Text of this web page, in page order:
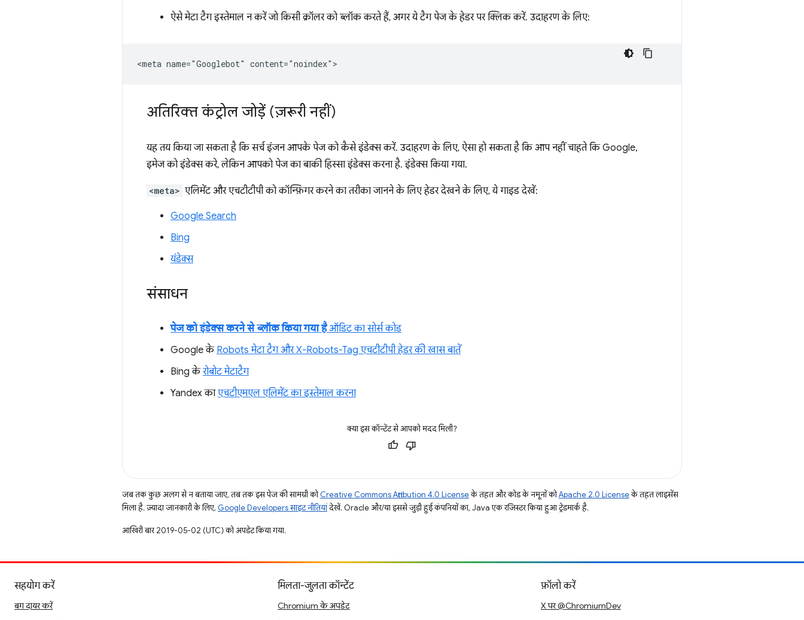
ऐसे मेटा टैग इस्तेमाल न करें जो किसी क्रॉलर को ब्लॉक करते हैं, अगर ये टैग पेज के हेडर पर क्लिक करें. उदाहरण के लिए:
अतिरिक्त कंट्रोल जोड़ें (ज़रूरी नहीं)
यह तय किया जा सकता है कि सर्च इंजन आपके पेज को कैसे इंडेक्स करें. उदाहरण के लिए, ऐसा हो सकता है कि आप नहीं चाहते कि Google,
इमेज को इंडेक्स करे, लेकिन आपको पेज का बाकी हिस्सा इंडेक्स करना है. इंडेक्स किया गया.
<meta> एलिमेंट और एचटीटीपी को कॉन्फ़िगर करने का तरीका जानने के लिए हेडर देखने के लिए, ये गाइड देखें:
Google Search
Bing
यंडेक्स
संसाधन
पेज को इंडेक्स करने से ब्लॉक किया गया हैऑडिट का सोर्स कोड
Google के Robots मेटा टैग और X-Robots-Tag एचटीटीपी हेडर की खास बातें
Bing केरोबोट मेटाटैग
Yandex काएचटीएमएल एलिमेंट का इस्तेमाल करना
क्या इस कॉन्टेंट से आपको मदद मिली?
जब तक कुछ अलग से न बताया जाए, तब तक इस पेज की सामग्री कोCreative Commons Attribution 4.0 Licenseके तहत और कोड के नमूनों कोApache 2.0 Licenseके तहत लाइसेंस
मिला है. ज़्यादा जानकारी के लिए, Google Developers साइट नीतियांदेखें. Oracle और/या इससे जुड़ी हुई कंपनियों का, Java एक रजिस्टर किया हुआ ट्रेडमार्क है.
आखिरी बार 2019-05-02 (UTC) को अपडेट किया गया.
सहयोग करें
बग दायर करें
मिलता-जुलता कॉन्टेंट
Chromium के अपडेट
फ़ॉलो करें
X पर @ChromiumDev